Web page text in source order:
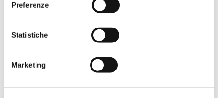
Preferenze
Statistiche
Marketing